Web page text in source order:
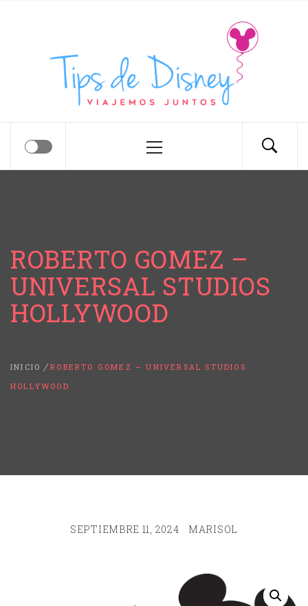
ROBERTO GOMEZ –
UNIVERSAL STUDIOS
HOLLYWOOD
INICIO
ROBERTO GOMEZ – UNIVERSAL STUDIOS
HOLLYWOOD
SEPTIEMBRE 11, 2024 MARISOL